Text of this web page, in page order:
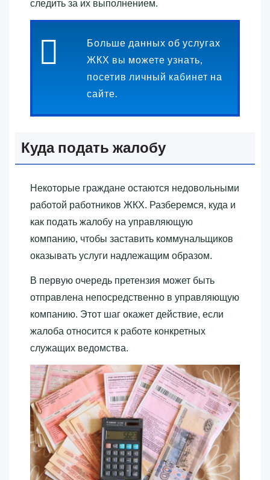
следить за их выполнением.
Больше данных об услугах
ЖКХ вы можете узнать,
посетив личный кабинет на
сайте.
Куда подать жалобу
Некоторые граждане остаются недовольными
работой работников ЖКХ. Разберемся, куда и
как подать жалобу на управляющую
компанию, чтобы заставить коммунальщиков
оказывать услуги надлежащим образом.
В первую очередь претензия может быть
отправлена непосредственно в управляющую
компанию. Этот шаг окажет действие, если
жалоба относится к работе конкретных
служащих ведомства.